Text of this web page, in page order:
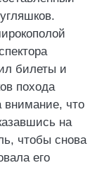
билеты и
похода
внимание, что
на
чтобы снова
его